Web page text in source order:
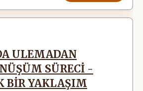
ULEMADAN
SÜRECİ -
BİR YAKLAŞIM